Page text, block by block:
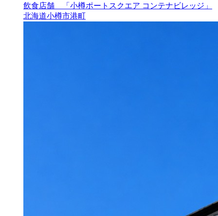
飲食店舗 「小樽ポートスクエア コンテナビレッジ」
北海道小樽市港町